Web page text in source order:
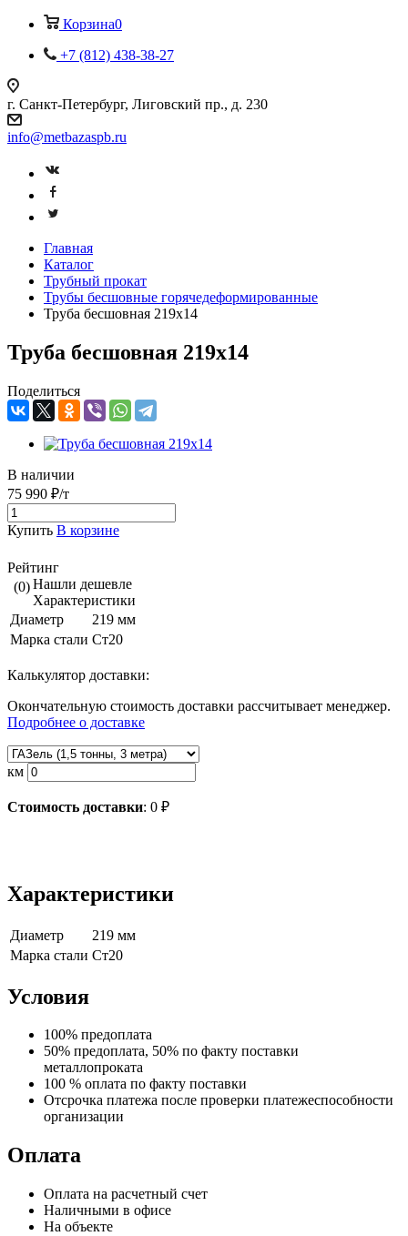
Корзина0
+7 (812) 438-38-27
г. Санкт-Петербург, Лиговский пр., д. 230
info@metbazaspb.ru
Главная
Каталог
Трубный прокат
Трубы бесшовные горячедеформированные
Труба бесшовная 219х14
Труба бесшовная 219х14
Поделиться
В наличии
75 990 ₽/т
Купить В корзине
Рейтинг
(0)Нашли дешевле
Характеристики
Диаметр
219 мм
Марка стали Ст20
Калькулятор доставки:
Окончательную стоимость доставки рассчитывает менеджер.
Подробнее о доставке
км
Стоимость доставки: 0 ₽
Характеристики
Диаметр
219 мм
Марка стали Ст20
Условия
100% предоплата
50% предоплата, 50% по факту поставки
металлопроката
100 % оплата по факту поставки
Отсрочка платежа после проверки платежеспособности
организации
Оплата
Оплата на расчетный счет
Наличными в офисе
На объекте